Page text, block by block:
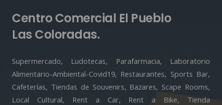
Centro Comercial El Pueblo
Las Coloradas.
Supermercado, Ludotecas, Parafarmacia, Laboratorio
Alimentario-Ambiental-Covid19, Restaurantes, Sports Bar,
Cafeterías, Tiendas de Souvenirs, Bazares, Scape Rooms,
Local Cultural, Rent a Car, Rent a Bike, Tienda